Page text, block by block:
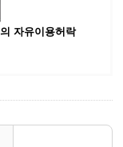
의 자유이용허락